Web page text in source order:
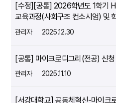
[수정][공통] 2026학년도 1학기
교육과정(사회구조 컨소시엄) 및
관리자 2025.12.30
[공통] 마이크로디그리(전공) 신
관리자 2025.11.10
[서강대학교] 공동체혁신-마이크